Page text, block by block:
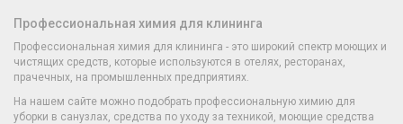
Профессиональная химия для клининга
Профессиональная химия для клининга - это широкий спектр моющих и
чистящих средств, которые используются в отелях, ресторанах,
прачечных, на промышленных предприятиях.
На нашем сайте можно подобрать профессиональную химию для
уборки в санузлах, средства по уходу за техникой, моющие средства